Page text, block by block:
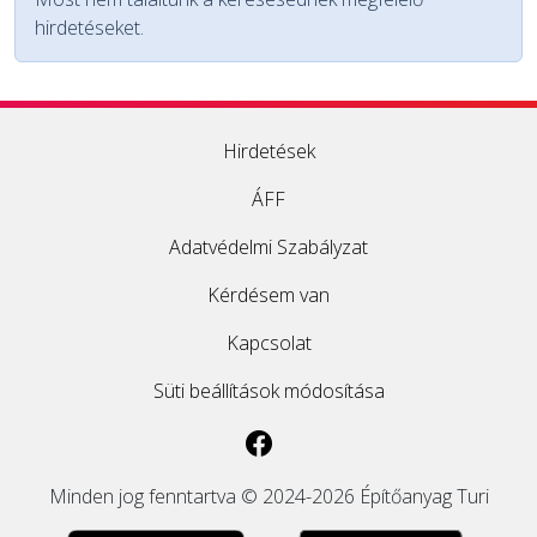
hirdetéseket.
Hirdetések
ÁFF
Adatvédelmi Szabályzat
Kérdésem van
Kapcsolat
Süti beállítások módosítása
Minden jog fenntartva © 2024-2026 Építőanyag Turi